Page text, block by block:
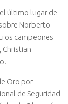
último lugar de
Norberto
campeones
Christian
Oro por
de Seguridad